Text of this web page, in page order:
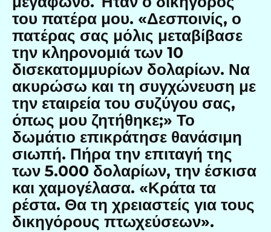
του πατέρα μου. «Δεσποινίς, ο
πατέρας σας μόλις μεταβίβασε
την κληρονομιά των 10
δισεκατομμυρίων δολαρίων. Να
ακυρώσω και τη συγχώνευση με
την εταιρεία του συζύγου σας,
όπως μου ζητήθηκε;» Το
δωμάτιο επικράτησε θανάσιμη
σιωπή. Πήρα την επιταγή της
των 5.000 δολαρίων, την έσκισα
και χαμογέλασα. «Κράτα τα
ρέστα. Θα τη χρειαστείς για τους
δικηγόρους πτωχεύσεων».